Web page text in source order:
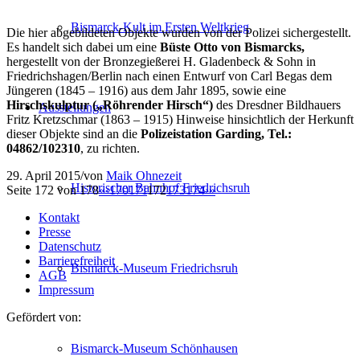
Bismarck-Kult im Ersten Weltkrieg
Ausstellungen
Historischer Bahnhof Friedrichsruh
Bismarck-Museum Friedrichsruh
Bismarck-Museum Schönhausen
Die hier abgebildeten Objekte wurden von der Polizei sichergestellt.
Es handelt sich dabei um eine Büste Otto von Bismarcks,
hergestellt von der Bronzegießerei H. Gladenbeck & Sohn in
Friedrichshagen/Berlin nach einen Entwurf von Carl Begas dem
Jüngeren (1845 – 1916) aus dem Jahr 1895, sowie eine
Hirschskulptur („Röhrender Hirsch“) des Dresdner Bildhauers
Fritz Kretzschmar (1863 – 1915) Hinweise hinsichtlich der Herkunft
dieser Objekte sind an die Polizeistation Garding, Tel.:
04862/102310, zu richten.
29. April 2015/von Maik Ohnezeit
Seite 172 von 178«‹170171172173174›»
Kontakt
Presse
Datenschutz
Barrierefreiheit
AGB
Impressum
Gefördert von: